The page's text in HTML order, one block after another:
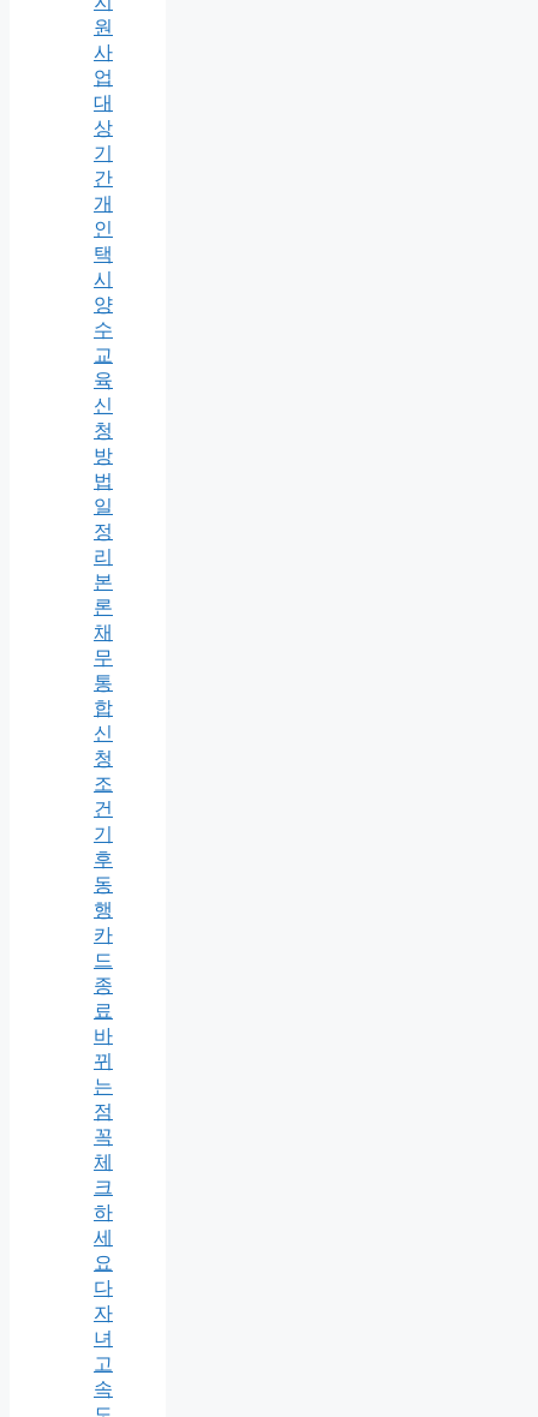
원
사
업
대
상
기
간
개
인
택
시
양
수
교
육
신
청
방
법
일
정
리
본
론
채
무
통
합
신
청
조
건
기
후
동
행
카
드
종
료
바
뀌
는
점
꼭
체
크
하
세
요
다
자
녀
고
속